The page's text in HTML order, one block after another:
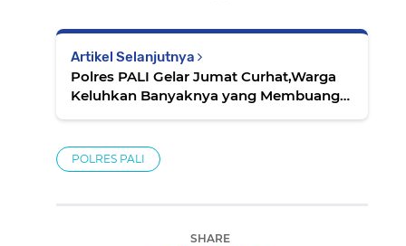
Artikel Selanjutnya
Polres PALI Gelar Jumat Curhat,Warga
Keluhkan Banyaknya yang Membuang
POLRES PALI
SHARE